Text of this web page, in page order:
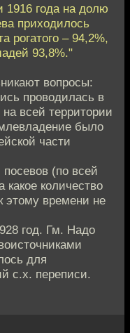
1916 года на долю
приходилось
рогатого – 94,2%,
93,8%."
вопросы:
проводилась в
всей территории
было
части
(по всей
количество
этому времени не
год. Гм. Надо
для
с.х. переписи.